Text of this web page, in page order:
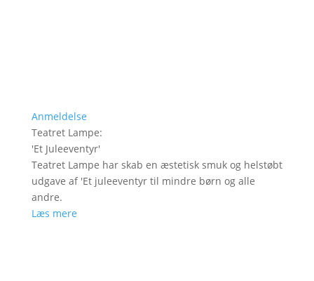
Anmeldelse
Teatret Lampe:
'Et Juleeventyr'
Teatret Lampe har skab en æstetisk smuk og helstøbt
udgave af 'Et juleeventyr til mindre børn og alle
andre.
Læs mere